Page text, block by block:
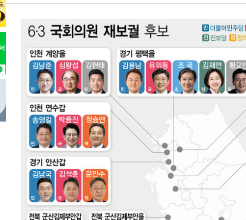
병태 후임
-28305초 전 >[속보]국힘 윤리위, '돌려차기 발언' 진종오·서범수 징계 절차 개시
-23630초 전 >[속보] 7월 중국 수출 23.9%↑ 수입 27.5%↑…무역총액
25.3%↑
-20790초 전 >[속보]'채상병 순직 책임' 임성근, 항소심도 징역 3년
-20656초 전 >[속보]종합특검, '관저이전 봐주기 감사' 유병호 구속기소
-17256초 전 >
민주 콩고 에볼라환자 4천명 돌파, 4053명 발생 1850명 사망
-16506초 전 >[속보]'300억원대 사기 혐의' 차가원 대표 구속 송치
-15700초 전 >"미 전국적 살모네라 식중독 원인은 멕시코산 할라피뇨"-- CDC
-14213초 전 >[속보]경찰·노동부, HL만도 평택사업장 끼임 사망 관련 압수수색
-14094초 전 >
[속보]합수본, '투표율 허위 입력' 중앙·서울·경기도 선관위 등 9곳
압수수색
-13849초 전 >[속보]원·달러 환율, 오전 9시 1423.8원
-13645초 전 >[속보]삼성전자·SK하이닉스 동반 강보합…1%대 상승 출발
-13631초 전 >[속보]코스닥, 5.95포인트(0.74%) 상승한 807.62개장
-13599초 전 >
[속보]코스피, 6300선 재탈환…1.09% 오른 6365.07 개장
-10764초 전 >시리아 다마스쿠스 교외에서 미니버스 폭발.. 14명 부상, 3명은 중
-10062초 전 >입추에도 극한더위…서울 낮 39도 '폭염중대경보'